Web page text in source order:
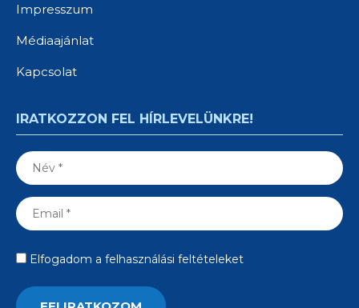
Impresszum
Médiaajánlat
Kapcsolat
IRATKOZZON FEL HÍRLEVELÜNKRE!
Elfogadom a felhasználási feltételeket